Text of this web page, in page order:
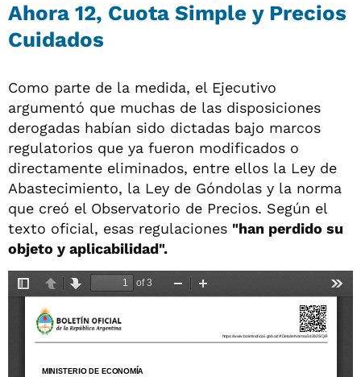
Ahora 12, Cuota Simple y Precios
Cuidados
Como parte de la medida, el Ejecutivo
argumentó que muchas de las disposiciones
derogadas habían sido dictadas bajo marcos
regulatorios que ya fueron modificados o
directamente eliminados, entre ellos la Ley de
Abastecimiento, la Ley de Góndolas y la norma
que creó el Observatorio de Precios. Según el
texto oficial, esas regulaciones "han perdido su
objeto y aplicabilidad".